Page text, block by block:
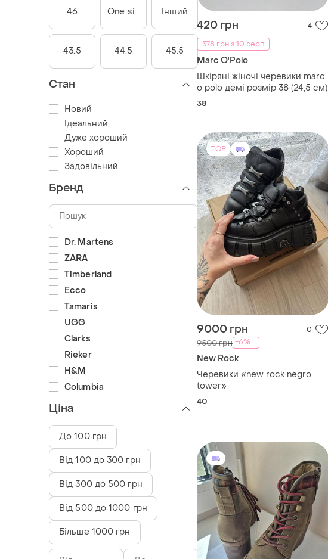
420 грн
4
378 грн з 10 серп
Marc O'Polo
Шкіряні жіночі черевики marc
o polo демі розмір 38 (24,5 см)
38
TOP
9000 грн 0
9500 грн -6%
New Rock
Черевики «new rock negro
tower»
40
46 One size Інший
43.5 44.5 45.5
Стан
Новий
Ідеальний
Дуже хороший
Хороший
Задовільний
Бренд
Dr. Martens
ZARA
Timberland
Ecco
Tamaris
UGG
Clarks
Rieker
H&M
Columbia
Ціна
До 100 грн
Від 100 до 300 грн
Від 300 до 500 грн
Від 500 до 1000 грн
Більше 1000 грн